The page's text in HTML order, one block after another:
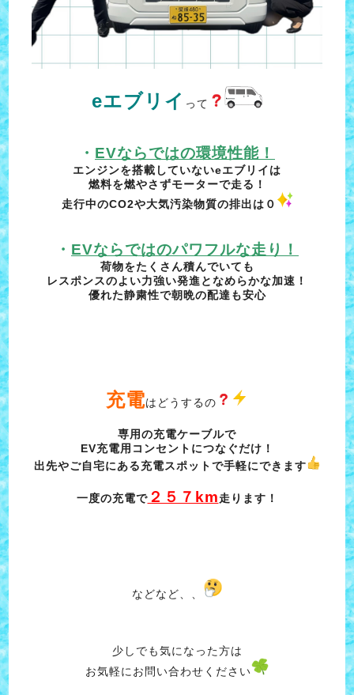
eエブリイ って
・ EVならではの環境性能！
エンジンを搭載していないeエブリイは
燃料を燃やさずモーターで走る！
走行中のCO2や大気汚染物質の排出は０
・ EVならではのパワフルな走り！
荷物をたくさん積んでいても
レスポンスのよい力強い発進となめらかな加速！
優れた静粛性で朝晩の配達も安心
充電はどうするの
専用の充電ケーブルで
EV充電用コンセントにつなぐだけ！
出先やご自宅にある充電スポットで手軽にできます
一度の充電で２５７km走ります！
などなど、、
少しでも気になった方は
お気軽にお問い合わせください